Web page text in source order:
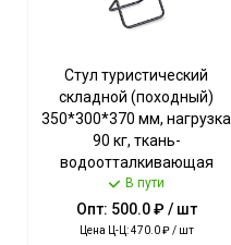
Стул туристический
складной (походный)
350*300*370 мм, нагрузка
90 кг, ткань-
водоотталкивающая
пропитка, ДЖИНС арт.
ПС/Д NIKA [5]
В пути
Опт: 500.0 ₽ / шт
Цена Ц-Ц: 470.0 ₽ / шт